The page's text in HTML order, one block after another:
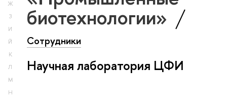
Ж
З
И
Й
К
Л
М
Н
биотехнологии»
Сотрудники
Научная лаборатория ЦФИ